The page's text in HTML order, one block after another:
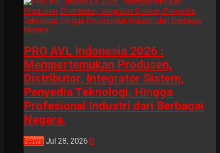
PRO AVL Indonesia 2026 :
Mempertemukan Produsen,
Distributor, Integrator Sistem,
Penyedia Teknologi, Hingga
Profesional Industri dari Berbagai
Negara.
News Jul 28, 2026 0